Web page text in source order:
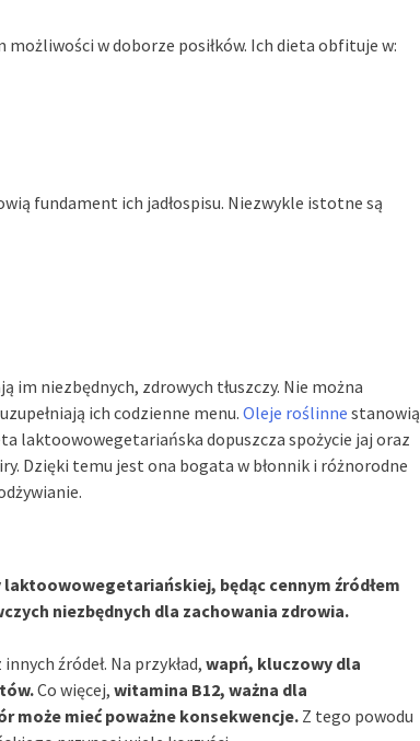
w doborze posiłków. Ich dieta obfituje w:
fundament ich jadłospisu. Niezwykle istotne są
im niezbędnych, zdrowych tłuszczy. Nie można
ich codzienne menu. Oleje roślinne stanowią
laktoowowegetariańska dopuszcza spożycie jaj oraz
Dzięki temu jest ona bogata w błonnik i różnorodne
będąc cennym źródłem
niezbędnych dla zachowania zdrowia.
źródeł. Na przykład, wapń, kluczowy dla
Co więcej, witamina B12, ważna dla
może mieć poważne konsekwencje. Z tego powodu